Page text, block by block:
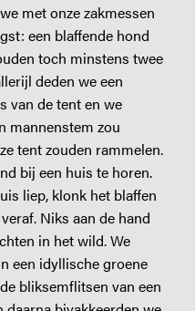
met onze zakmessen
een blaffende hond
toch minstens twee
deden we een
van de tent en we
mannenstem zou
tent zouden rammelen.
bij een huis te horen.
liep, klonk het blaffen
Niks aan de hand
in het wild. We
een idyllische groene
bliksemflitsen van een